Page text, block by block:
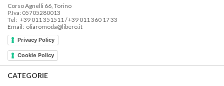
Corso Agnelli 66, Torino
P.Iva: 05705280013
Tel: +39 011 351511 / +39 011 360 17 33
Email: oliaromoda@libero.it
Privacy Policy
Cookie Policy
CATEGORIE